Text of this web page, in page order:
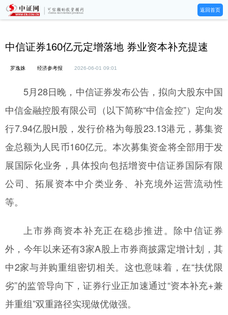
返回首页
中信证券160亿元定增落地 券业资本补充提速
罗逸姝 经济参考报 2026-06-01 09:01
5月28日晚，中信证券发布公告，拟向大股东中国
中信金融控股有限公司（以下简称“中信金控”）定向发
行7.94亿股H股，发行价格为每股23.13港元，募集资
金总额为人民币160亿元。本次募集资金将全部用于发
展国际化业务，具体投向包括增资中信证券国际有限
公司、拓展资本中介类业务、补充境外运营流动性
等。
上市券商资本补充正在稳步推进。除中信证券
外，今年以来还有3家A股上市券商披露定增计划，其
中2家与并购重组密切相关。这也意味着，在“扶优限
劣”的监管导向下，证券行业正加速通过“资本补充+兼
并重组”双重路径实现做优做强。